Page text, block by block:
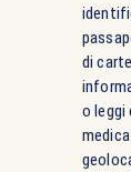
di
o leggi